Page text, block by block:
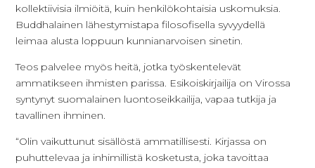
kollektiivisia ilmiöitä, kuin henkilökohtaisia uskomuksia.
Buddhalainen lähestymistapa filosofisella syvyydellä
leimaa alusta loppuun kunnianarvoisen sinetin.
Teos palvelee myös heitä, jotka työskentelevät
ammatikseen ihmisten parissa. Esikoiskirjailija on Virossa
syntynyt suomalainen luontoseikkailija, vapaa tutkija ja
tavallinen ihminen.
“Olin vaikuttunut sisällöstä ammatillisesti. Kirjassa on
puhuttelevaa ja inhimillistä kosketusta, joka tavoittaa